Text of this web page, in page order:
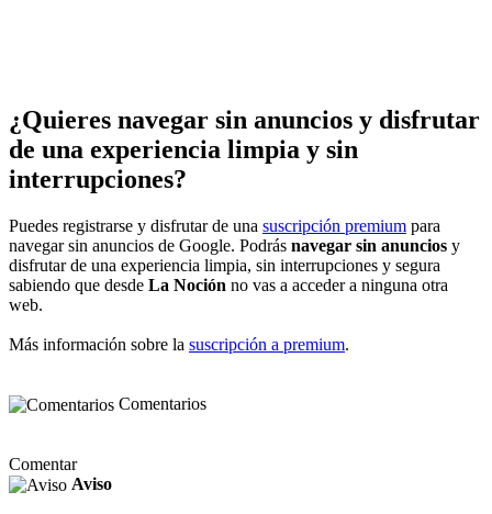
¿Quieres navegar sin anuncios y disfrutar
de una experiencia limpia y sin
interrupciones?
Puedes registrarse y disfrutar de una suscripción premium para
navegar sin anuncios de Google. Podrás navegar sin anuncios y
disfrutar de una experiencia limpia, sin interrupciones y segura
sabiendo que desde La Noción no vas a acceder a ninguna otra
web.
Más información sobre la suscripción a premium.
Comentarios
Comentar
Aviso